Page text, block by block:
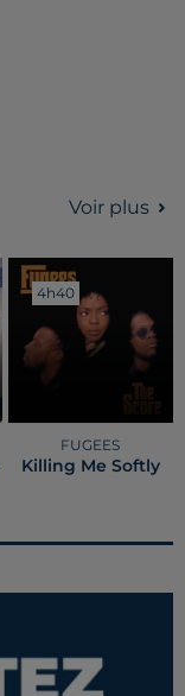
Voir plus
4h40
4h40
FUGEES
Killing Me Softly